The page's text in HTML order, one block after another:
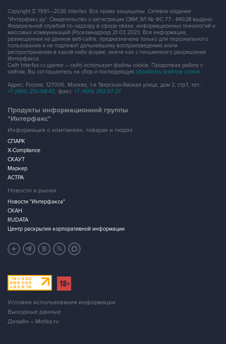
Copyright © 1991—2026 Interfax. Все права защищены. Сетевое издание
"Интерфакс.ру". Свидетельство о регистрации СМИ ЭЛ № ФС 77 - 84928 выдано
Федеральной службой по надзору в сфере связи, информационных технологий и
массовых коммуникаций (Роскомнадзор) 21.03.2023. Вся информация,
размещенная на данном веб-сайте, предназначена только для персонального
пользования и не подлежит дальнейшему воспроизведению и/или
распространению в какой-либо форме, иначе как с письменного разрешения
Интерфакса.
Сайт Interfax.ru (далее – сайт) использует файлы cookie. Продолжая работу с
сайтом, Вы соглашаетесь на сбор и последующую обработку файлов cookie.
Адрес: Россия, 127006, Москва, 1-я Тверская-Ямская улица, дом 2, стр.1, тел.:
+7 (499) 250-98-40, факс: +7 (499) 250-97-27
Продукты информационной группы
"Интерфакс"
Информация о компаниях, товарах и людях
СПАРК
X-Compliance
СКАУТ
Маркер
АСТРА
Новости и рынки
Новости "Интерфакса"
СКАН
RUDATA
Центр раскрытия корпоративной информации
Условия использования информации
Выходные данные
Дизайн – Motka.ru